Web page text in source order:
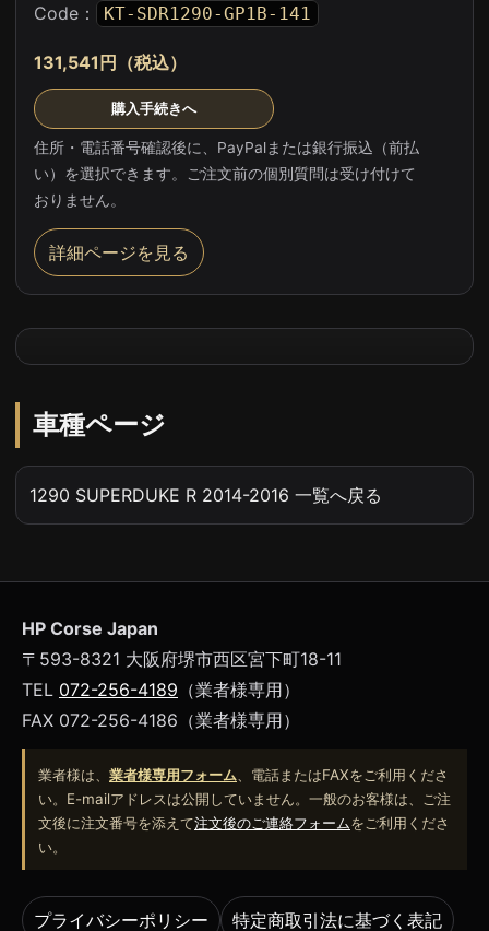
Code： KT-SDR1290-GP1B-141
131,541円（税込）
購入手続きへ
住所・電話番号確認後に、PayPalまたは銀行振込（前払
い）を選択できます。ご注文前の個別質問は受け付けて
おりません。
詳細ページを見る
車種ページ
1290 SUPERDUKE R 2014-2016 一覧へ戻る
HP Corse Japan
〒593-8321 大阪府堺市西区宮下町18-11
TEL 072-256-4189 （業者様専用）
FAX 072-256-4186（業者様専用）
業者様は、 業者様専用フォーム、電話またはFAXをご利用くださ
い。E-mailアドレスは公開していません。一般のお客様は、ご注
文後に注文番号を添えて注文後のご連絡フォームをご利用くださ
い。
プライバシーポリシー 特定商取引法に基づく表記